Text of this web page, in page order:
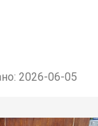
2026-06-05